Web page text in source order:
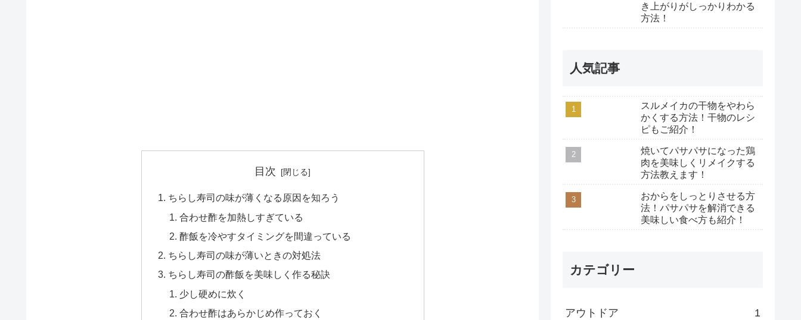
目次
ちらし寿司の味が薄くなる原因を知ろう
合わせ酢を加熱しすぎている
酢飯を冷やすタイミングを間違っている
ちらし寿司の味が薄いときの対処法
ちらし寿司の酢飯を美味しく作る秘訣
少し硬めに炊く
合わせ酢はあらかじめ作っておく
き上がりがしっかりわかる
方法！
人気記事
スルメイカの干物をやわら
かくする方法！干物のレシ
ピもご紹介！
焼いてパサパサになった鶏
肉を美味しくリメイクする
方法教えます！
おからをしっとりさせる方
法！パサパサを解消できる
美味しい食べ方も紹介！
カテゴリー
アウトドア 1